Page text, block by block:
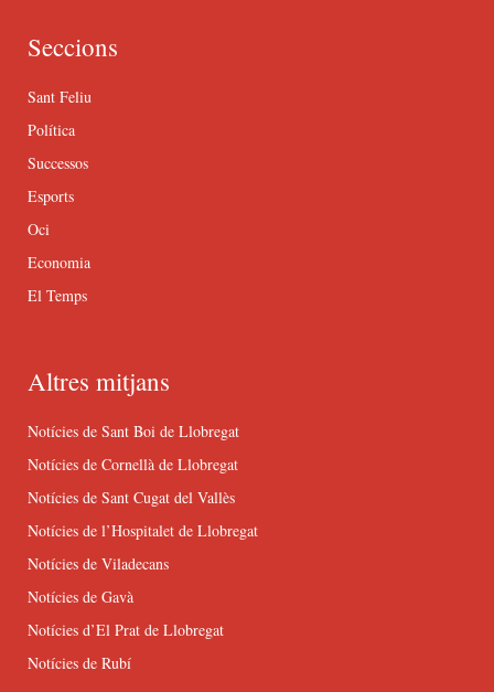
Seccions
Sant Feliu
Política
Successos
Esports
Oci
Economia
El Temps
Altres mitjans
Notícies de Sant Boi de Llobregat
Notícies de Cornellà de Llobregat
Notícies de Sant Cugat del Vallès
Notícies de l’Hospitalet de Llobregat
Notícies de Viladecans
Notícies de Gavà
Notícies d’El Prat de Llobregat
Notícies de Rubí